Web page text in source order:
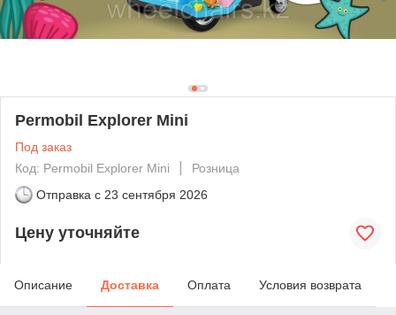
Permobil Explorer Mini
Под заказ
Код: Permobil Explorer Mini
Розница
Отправка с 23 сентября 2026
Цену уточняйте
Описание Доставка Оплата Условия возврата